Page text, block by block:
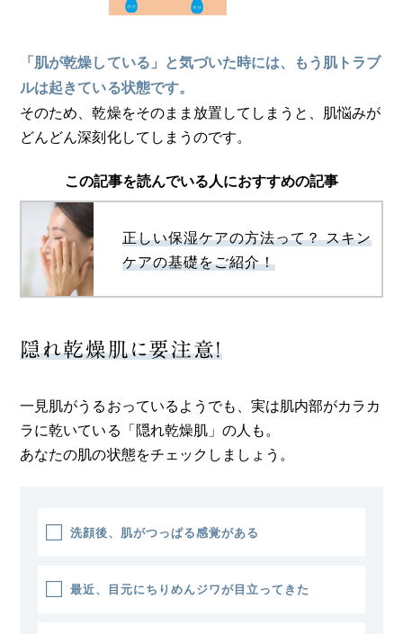
「肌が乾燥している」と気づいた時には、もう肌トラブ
ルは起きている状態です。
そのため、乾燥をそのまま放置してしまうと、肌悩みが
どんどん深刻化してしまうのです。
この記事を読んでいる人におすすめの記事
正しい保湿ケアの方法って？ スキン
ケアの基礎をご紹介！
隠れ乾燥肌に要注意！
一見肌がうるおっているようでも、実は肌内部がカラカ
ラに乾いている「隠れ乾燥肌」の人も。
あなたの肌の状態をチェックしましょう。
洗顔後、肌がつっぱる感覚がある
最近、目元にちりめんジワが目立ってきた